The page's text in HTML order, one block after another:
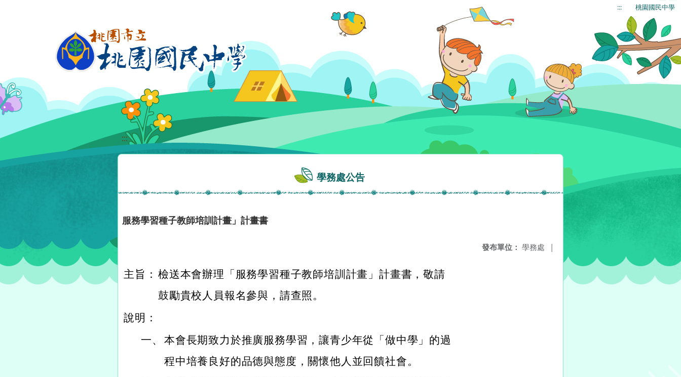
::: 桃園國民中學
:::
學務處公告
服務學習種子教師培訓計畫」計畫書
發布單位： 學務處 |
主旨： 檢送本會辦理「服務學習種子教師培訓計畫」計畫書，敬請
鼓勵貴校人員報名參與，請查照。
說明：
一、 本會長期致力於推廣服務學習，讓青少年從「做中學」的過
程中培養良好的品德與態度，關懷他人並回饋社會。